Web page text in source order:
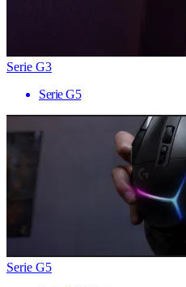
Serie G3
Serie G5
Serie G5